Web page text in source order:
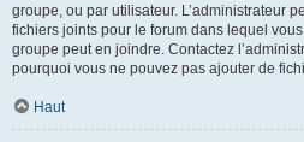
groupe, ou par utilisateur. L’administrateur
fichiers joints pour le forum dans lequel
groupe peut en joindre. Contactez
pourquoi vous ne pouvez pas ajouter de
Haut